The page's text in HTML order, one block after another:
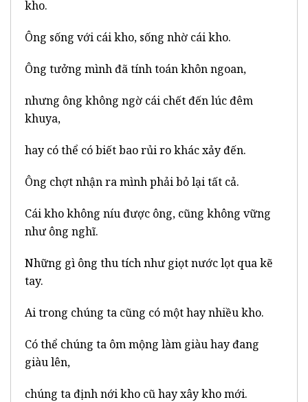
kho.
Ông sống với cái kho, sống nhờ cái kho.
Ông tưởng mình đã tính toán khôn ngoan,
nhưng ông không ngờ cái chết đến lúc đêm
khuya,
hay có thể có biết bao rủi ro khác xảy đến.
Ông chợt nhận ra mình phải bỏ lại tất cả.
Cái kho không níu được ông, cũng không vững
như ông nghĩ.
Những gì ông thu tích như giọt nước lọt qua kẽ
tay.
Ai trong chúng ta cũng có một hay nhiều kho.
Có thể chúng ta ôm mộng làm giàu hay đang
giàu lên,
chúng ta định nới kho cũ hay xây kho mới.